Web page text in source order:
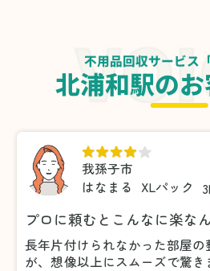
不用品回収サービス
北浦和駅の
我孫子市
はなまる
XLパック
プロに頼むとこんなに楽な
長年片付けられなかった部屋
が、想像以上にスムーズで驚